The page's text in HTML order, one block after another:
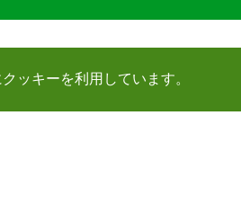
ッキーを利用しています。